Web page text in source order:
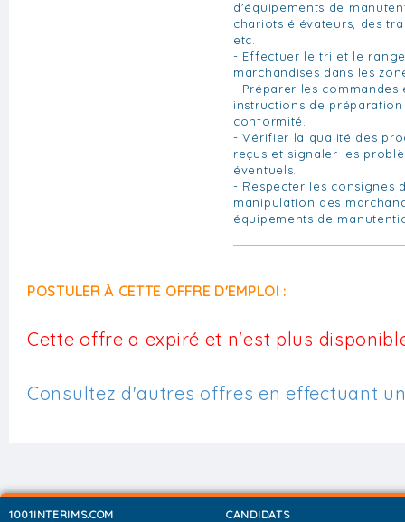
d'équipements de
chariots élévateurs, des
etc.
- Effectuer le tri et le
marchandises dans les
- Préparer les commandes
instructions de
conformité.
- Vérifier la qualité des
reçus et signaler les
éventuels.
- Respecter les consignes
manipulation des
équipements de
POSTULER À CETTE OFFRE D'EMPLOI :
Cette offre a expiré et n'est plus
Consultez d'autres offres en effectuant
1001INTERIMS.COM
CANDIDATS